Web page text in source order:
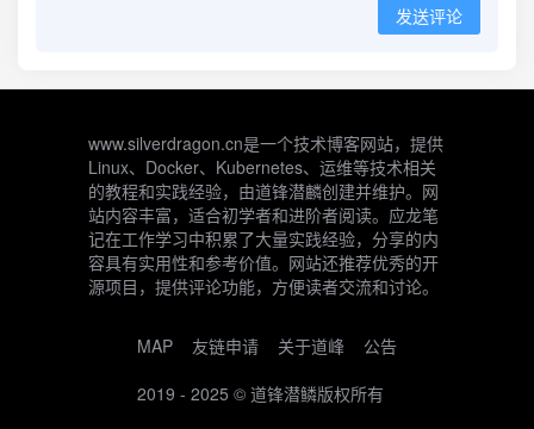
发送评论
www.silverdragon.cn是一个技术博客网站，提供
Linux、Docker、Kubernetes、运维等技术相关
的教程和实践经验，由道锋潜麟创建并维护。网
站内容丰富，适合初学者和进阶者阅读。应龙笔
记在工作学习中积累了大量实践经验，分享的内
容具有实用性和参考价值。网站还推荐优秀的开
源项目，提供评论功能，方便读者交流和讨论。
MAP 友链申请 关于道峰
公告
2019 - 2025 © 道锋潜鳞版权所有